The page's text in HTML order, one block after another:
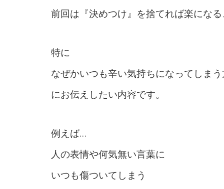
前回は『決めつけ』を捨てれば楽にな
特に
なぜかいつも辛い気持ちになってしま
にお伝えしたい内容です。
例えば…
人の表情や何気無い言葉に
いつも傷ついてしまう